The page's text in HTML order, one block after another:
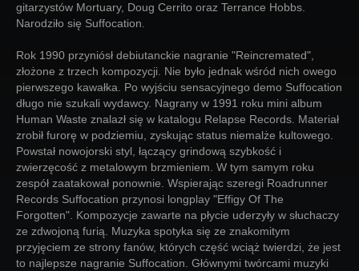
gitarzystów Mortuary, Doug Cerrito oraz Terrance Hobbs.
Narodziło się Suffocation.
Rok 1990 przyniósł debiutanckie nagranie "Reincremated",
złożone z trzech kompozycji. Nie było jednak wśród nich owego
pierwszego kawałka. Po wyjściu sensacyjnego demo Suffocation
długo nie szukali wydawcy. Nagrany w 1991 roku mini album
Human Waste znalazł się w katalogu Relapse Records. Materiał
zrobił furorę w podziemiu, zyskując status niemalże kultowego.
Powstał nowojorski styl, łączący grindową szybkość i
zwierzęcość z metalowym brzmieniem. W tym samym roku
zespół zaatakował ponownie. Wspierając szeregi Roadrunner
Records Suffocation przynosi longplay "Effigy Of The
Forgotten". Kompozycje zawarte na płycie uderzyły w słuchaczy
ze zdwojoną furią. Muzyka spotyka się ze znakomitym
przyjęciem ze strony fanów, których część wciąż twierdzi, że jest
to najlepsze nagranie Suffocation. Głównymi twórcami muzyki